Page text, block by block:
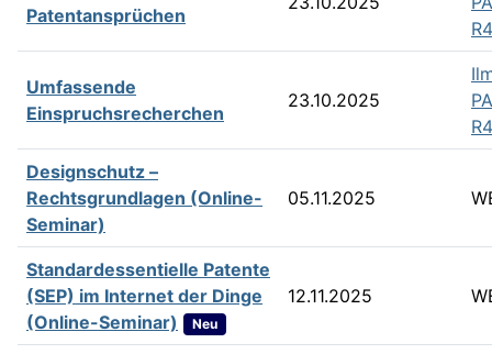
Patentansprüchen
Umfassende
Einspruchsrecherchen
23.10.2025
Designschutz –
Rechtsgrundlagen (Online-
Seminar)
05.11.2025
Standardessentielle Patente
(SEP) im Internet der Dinge
(Online-Seminar)
Neu
12.11.2025